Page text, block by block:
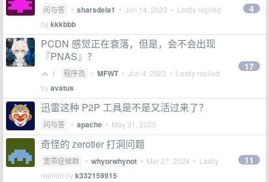
问与答 • sharsdela1 • Jun 14, 2023 • Lastly replied
bykkkbbb
4
PCDN 感觉正在衰落，但是，会不会出现
『PNAS』？
1 程序员 • MFWT • Jun 4, 2023 • Lastly replied
byavatus
17
迅雷这种 P2P 工具是不是又活过来了？
问与答 • apache • May 31, 2023
奇怪的 zerotier 打洞问题
宽带症候群 • whyorwhynot • Mar 27, 2024 • Lastly
replied byk332159915
11